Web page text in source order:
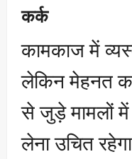
कर्क
कामकाज में
लेकिन मेहनत
से जुड़े मामलों में
लेना उचित